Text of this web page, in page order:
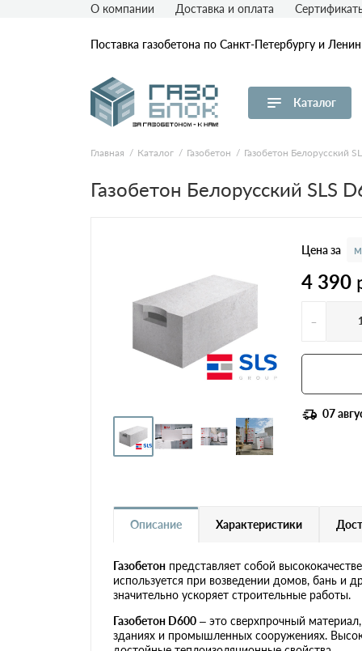
Поставка газобетона по Санкт-Петербургу и
Каталог
Газобетон ЛСР
Газобетон Аэрок
Газобетон ЕвроАэроБетон
(ЕАБ)
Газобетон Ytong (Ютонг)
Газобетон H+H
Газобетон Могилевский
Газобетон Белорусский SLS
Газобетон Белорусский
(БЦК)
О компании Доставка и оплата
Главная Каталог Газобетон Газобетон Белорусский
Газобетон Белорусский SLS
Цена за
4 390
-
07
Описание Характеристики
Газобетон представляет собой
используется при возведении домов, бань и
значительно ускоряет строительные работы.
Газобетон D600 – это сверхпрочный
зданиях и промышленных сооружениях.